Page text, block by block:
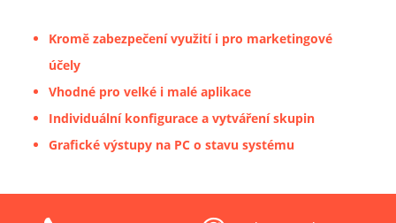
Kromě zabezpečení využití i pro marketingové
účely
Vhodné pro velké i malé aplikace
Individuální konfigurace a vytváření skupin
Grafické výstupy na PC o stavu systému